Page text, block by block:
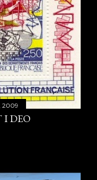
2009
I DEO